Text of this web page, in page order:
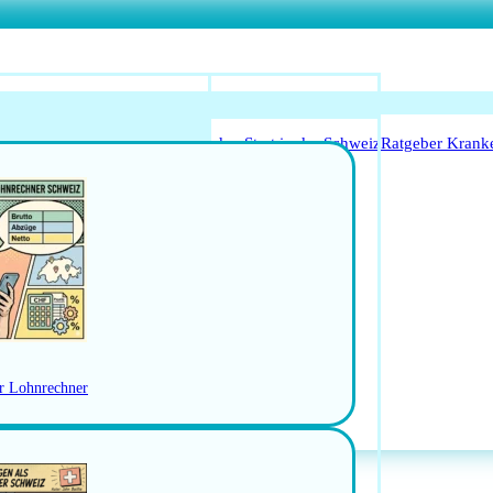
Anerkennung für ÄrzteLeitfaden Start in der SchweizRatgeber
Arbeitsbedingungen
Jobs in der Ostschweiz
Lohnrechner